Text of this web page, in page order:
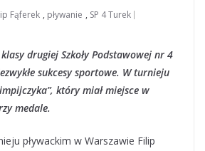
Fąferek , pływanie , SP 4 Turek
drugiej Szkoły Podstawowej nr 4
sukcesy sportowe. W turnieju
który miał miejsce w
medale.
pływackim w Warszawie Filip